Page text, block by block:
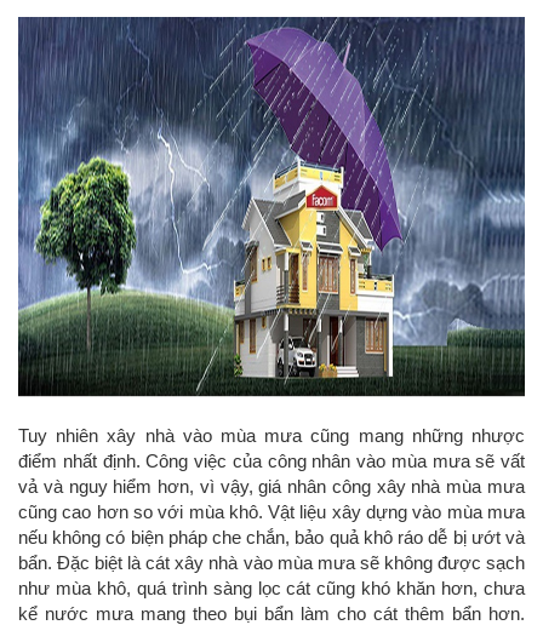
Tuy nhiên xây nhà vào mùa mưa cũng mang những nhược
điểm nhất định. Công việc của công nhân vào mùa mưa sẽ vất
vả và nguy hiểm hơn, vì vậy, giá nhân công xây nhà mùa mưa
cũng cao hơn so với mùa khô. Vật liệu xây dựng vào mùa mưa
nếu không có biện pháp che chắn, bảo quả khô ráo dễ bị ướt và
bẩn. Đặc biệt là cát xây nhà vào mùa mưa sẽ không được sạch
như mùa khô, quá trình sàng lọc cát cũng khó khăn hơn, chưa
kể nước mưa mang theo bụi bẩn làm cho cát thêm bẩn hơn.